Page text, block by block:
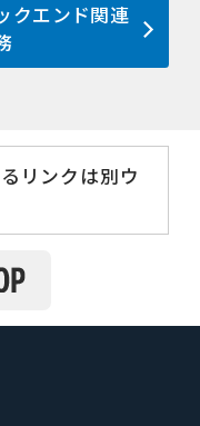
クエンド関連
リンクは別ウ